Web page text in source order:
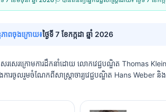
នភាពចុងក្រោយ៖ថ្ងៃទី 7 ខែកក្កដា ឆ្នាំ 2026
សរសេរក្រោមការដឹកនាំដោយ លោកវេជ្ជបណ្ឌិត Thomas
ការចូលរួមចំណែកពីសាស្ត្រាចារ្យវេជ្ជបណ្ឌិត Hans Weber និ